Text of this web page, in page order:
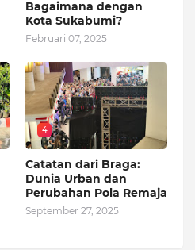
Bagaimana dengan
Kota Sukabumi?
Februari 07, 2025
4
Catatan dari Braga:
Dunia Urban dan
Perubahan Pola Remaja
September 27, 2025